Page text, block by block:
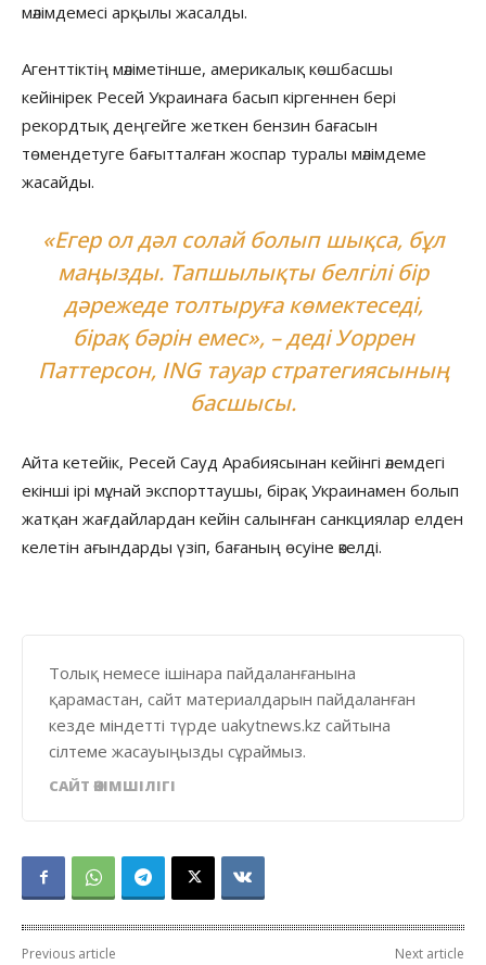
мәлімдемесі арқылы жасалды.
Агенттіктің мәліметінше, америкалық көшбасшы
кейінірек Ресей Украинаға басып кіргеннен бері
рекордтық деңгейге жеткен бензин бағасын
төмендетуге бағытталған жоспар туралы мәлімдеме
жасайды.
«Егер ол дәл солай болып шықса, бұл
маңызды. Тапшылықты белгілі бір
дәрежеде толтыруға көмектеседі,
бірақ бәрін емес», – деді Уоррен
Паттерсон, ING тауар стратегиясының
басшысы.
Айта кетейік, Ресей Сауд Арабиясынан кейінгі әлемдегі
екінші ірі мұнай экспорттаушы, бірақ Украинамен болып
жатқан жағдайлардан кейін салынған санкциялар елден
келетін ағындарды үзіп, бағаның өсуіне әкелді.
Толық немесе ішінара пайдаланғанына
қарамастан, сайт материалдарын пайдаланған
кезде міндетті түрде uakytnews.kz сайтына
сілтеме жасауыңызды сұраймыз.
САЙТ ӘКІМШІЛІГІ
Previous article
Next article